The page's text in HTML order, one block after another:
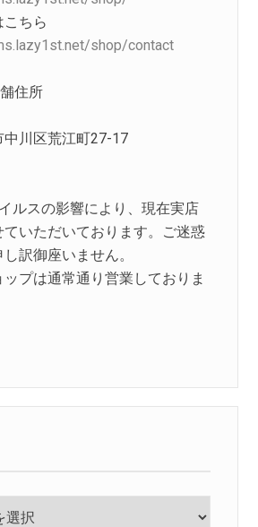
ちら
shop/contact
住所
中川区荒江町27-17
ルスの影響により、現在実店
いただいております。ご迷惑
訳御座いません。
プは通常通り営業しておりま